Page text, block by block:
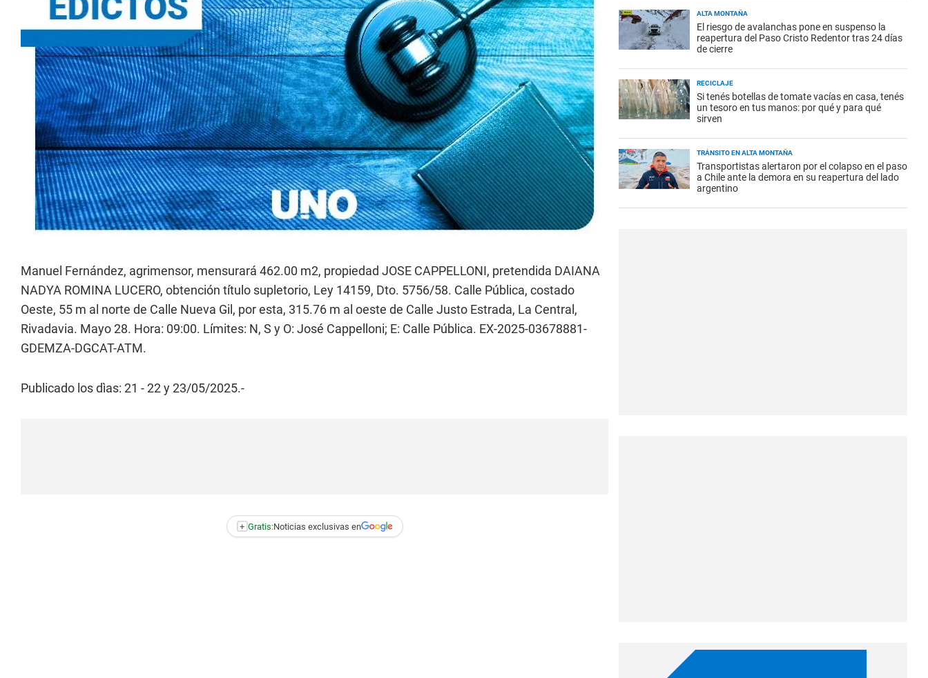
Manuel Fernández, agrimensor, mensurará 462.00 m2, propiedad JOSE CAPPELLONI, pretendida DAIANA
NADYA ROMINA LUCERO, obtención título supletorio, Ley 14159, Dto. 5756/58. Calle Pública, costado
Oeste, 55 m al norte de Calle Nueva Gil, por esta, 315.76 m al oeste de Calle Justo Estrada, La Central,
Rivadavia. Mayo 28. Hora: 09:00. Límites: N, S y O: José Cappelloni; E: Calle Pública. EX-2025-03678881-
GDEMZA-DGCAT-ATM.
Publicado los dìas: 21 - 22 y 23/05/2025.-
+ Gratis:Noticias exclusivas en
ALTA MONTAÑA
El riesgo de avalanchas pone en suspenso la
reapertura del Paso Cristo Redentor tras 24 días
de cierre
RECICLAJE
Si tenés botellas de tomate vacías en casa, tenés
un tesoro en tus manos: por qué y para qué
sirven
TRÁNSITO EN ALTA MONTAÑA
Transportistas alertaron por el colapso en el paso
a Chile ante la demora en su reapertura del lado
argentino